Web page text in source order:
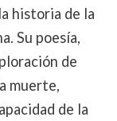
historia de la
Su poesía,
de
muerte,
de la